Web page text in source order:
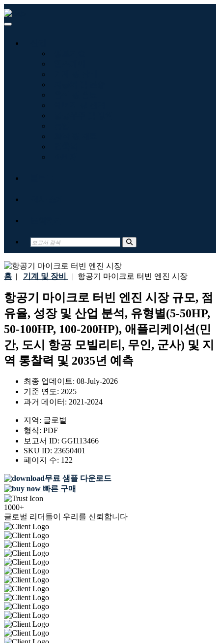
홈 | 기계 및 장비 | 항공기 마이크로 터빈 엔진 시장
항공기 마이크로 터빈 엔진 시장 규모, 점
유율, 성장 및 산업 분석, 유형별(5-50HP,
50-100HP, 100-200HP), 애플리케이션(민
간, 도시 항공 모빌리티, 무인, 군사) 및 지
역 통찰력 및 2035년 예측
최종 업데이트: 08-July-2026
기준 연도: 2025
과거 데이터: 2021-2024
지역: 글로벌
형식: PDF
보고서 ID: GGI113466
SKU ID: 23650401
페이지 수: 122
무료 샘플 다운로드
빠른 구매
1000+
글로벌 리더들이 우리를 신뢰합니다